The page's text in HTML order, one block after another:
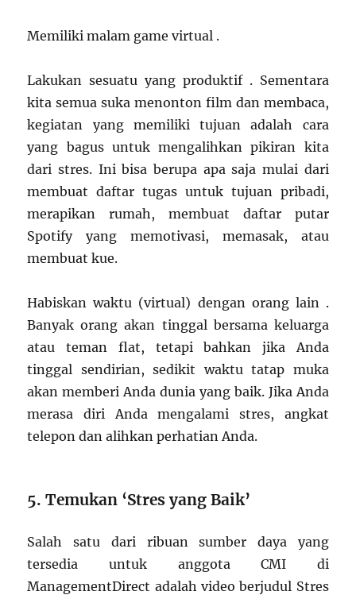
Memiliki malam game virtual .
Lakukan sesuatu yang produktif . Sementara
kita semua suka menonton film dan membaca,
kegiatan yang memiliki tujuan adalah cara
yang bagus untuk mengalihkan pikiran kita
dari stres. Ini bisa berupa apa saja mulai dari
membuat daftar tugas untuk tujuan pribadi,
merapikan rumah, membuat daftar putar
Spotify yang memotivasi, memasak, atau
membuat kue.
Habiskan waktu (virtual) dengan orang lain .
Banyak orang akan tinggal bersama keluarga
atau teman flat, tetapi bahkan jika Anda
tinggal sendirian, sedikit waktu tatap muka
akan memberi Anda dunia yang baik. Jika Anda
merasa diri Anda mengalami stres, angkat
telepon dan alihkan perhatian Anda.
5. Temukan ‘Stres yang Baik’
Salah satu dari ribuan sumber daya yang
tersedia untuk anggota CMI di
ManagementDirect adalah video berjudul Stres